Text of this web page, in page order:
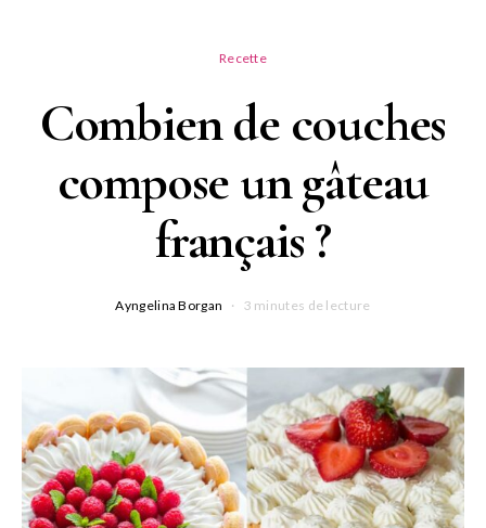
Recette
Combien de couches
compose un gâteau
français ?
Ayngelina Borgan 3 minutes de lecture